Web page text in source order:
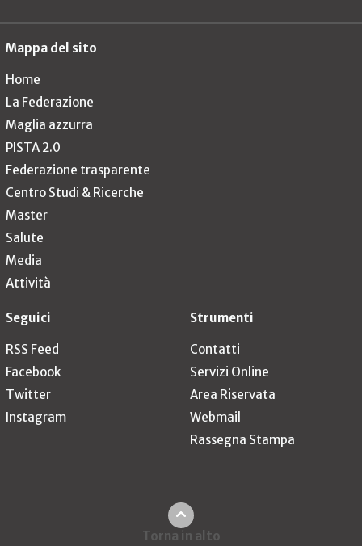
Mappa del sito
Home
La Federazione
Maglia azzurra
PISTA 2.0
Federazione trasparente
Centro Studi & Ricerche
Master
Salute
Media
Attività
Seguici
RSS Feed
Facebook
Twitter
Instagram
Strumenti
Contatti
Servizi Online
Area Riservata
Webmail
Rassegna Stampa
Torna in alto